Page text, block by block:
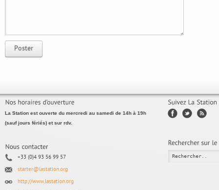
Poster
La Station est ouverte du mercredi au samedi de 14h à 19h
(sauf jours fériés) et sur rdv.
+33 (0)4 93 56 99 57
starter@lastation.org
http://www.lastation.org